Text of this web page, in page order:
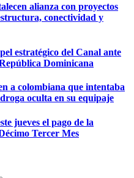
alianza con proyectos
conectividad y
estratégico del Canal ante
Dominicana
a colombiana que intentaba
oculta en su equipaje
jueves el pago de la
Tercer Mes